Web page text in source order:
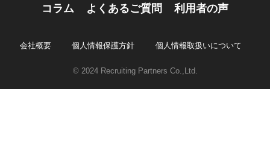
コラム
よくあるご質問 利用者の声
会社概要 個人情報保護方針 個人情報取扱いについて
© 2024 Recruiting Partners Co.,Ltd.